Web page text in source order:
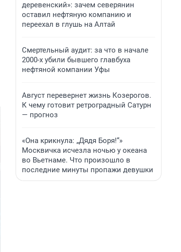
деревенский»: зачем северянин
оставил нефтяную компанию и
переехал в глушь на Алтай
Смертельный аудит: за что в начале
2000-х убили бывшего главбуха
нефтяной компании Уфы
Август перевернет жизнь Козерогов.
К чему готовит ретроградный Сатурн
— прогноз
«Она крикнула: „Дядя Боря!“»
Москвичка исчезла ночью у океана
во Вьетнаме. Что произошло в
последние минуты пропажи девушки